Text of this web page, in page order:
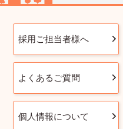
採用ご担当者様へ
よくあるご質問
個人情報について